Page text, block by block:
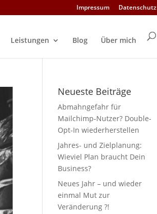
Impressum Datenschutz
Leistungen Blog Über mich
Neueste Beiträge
Abmahngefahr für
Mailchimp-Nutzer? Double-
Opt-In wiederherstellen
Jahres- und Zielplanung:
Wieviel Plan braucht Dein
Business?
Neues Jahr – und wieder
einmal Mut zur
Veränderung ?!